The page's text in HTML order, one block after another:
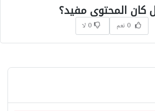
كان المحتوى مفيد؟
0 نعم 0 لا